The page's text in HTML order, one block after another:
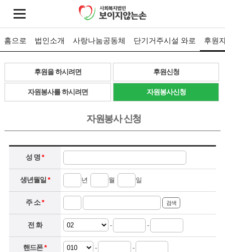
홈으로 법인소개 사랑나눔공동체 단기거주시설 와로 후원
후원을 하시려면 후원신청
자원봉사를 하시려면 자원봉사신청
자원봉사 신청
성 명*
생년월일 * 년 월 일
주 소* 검색
전 화 - -
핸드폰* - -